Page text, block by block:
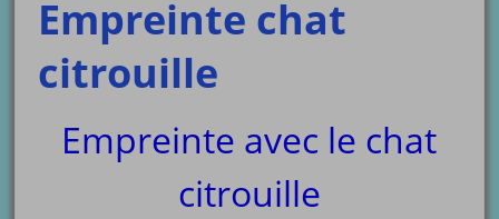
Empreinte chat
citrouille
Empreinte avec le chat
citrouille